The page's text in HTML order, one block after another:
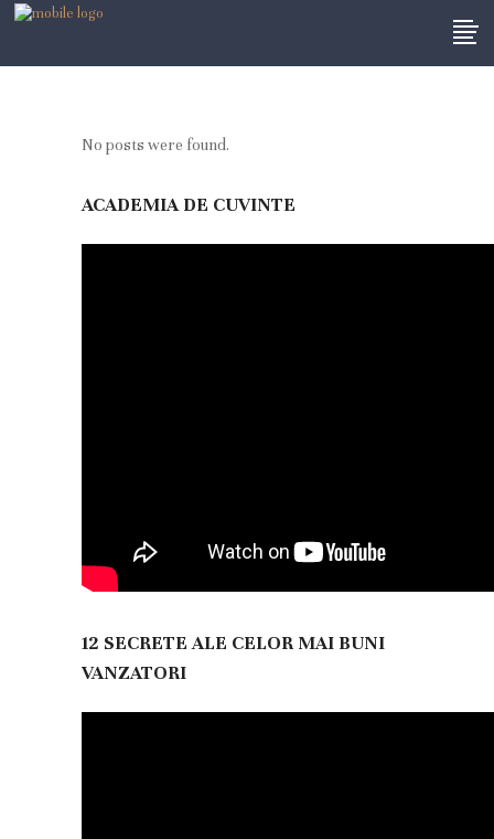
No posts were found.
ACADEMIA DE CUVINTE
12 SECRETE ALE CELOR MAI BUNI
VANZATORI